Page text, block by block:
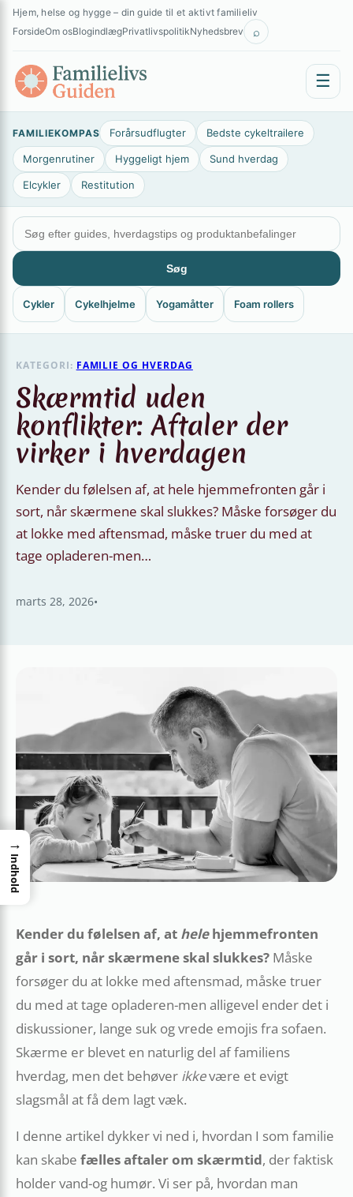
Spring
Hjem, helse og hygge – din guide til et aktivt familieliv
ForsideOm osBlogindlægPrivatlivspolitikNyhedsbrev ⌕
☰
FAMILIEKOMPAS Forårsudflugter Bedste cykeltrailere
Morgenrutiner Hyggeligt hjem Sund hverdag
Elcykler Restitution
Søg
Cykler Cykelhjelme Yogamåtter Foam rollers
KATEGORI: FAMILIE OG HVERDAG
Skærmtid uden
konflikter: Aftaler der
virker i hverdagen
Kender du følelsen af, at hele hjemmefronten går i
sort, når skærmene skal slukkes? Måske forsøger du
at lokke med aftensmad, måske truer du med at
tage opladeren-men…
marts 28, 2026•
Kender du følelsen af, at helehjemmefronten
går i sort, når skærmene skal slukkes? Måske
forsøger du at lokke med aftensmad, måske truer
du med at tage opladeren-men alligevel ender det i
diskussioner, lange suk og vrede emojis fra sofaen.
Skærme er blevet en naturlig del af familiens
hverdag, men det behøver ikkevære et evigt
slagsmål at få dem lagt væk.
I denne artikel dykker vi ned i, hvordan I som familie
kan skabe fælles aftaler om skærmtid, der faktisk
holder vand-og humør. Vi ser på, hvordan man
→
Indhold